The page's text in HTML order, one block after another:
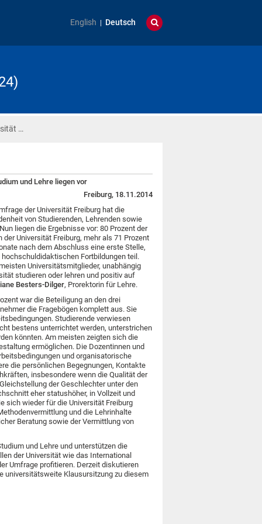
English Deutsch
…
und Lehre liegen vor
Freiburg, 18.11.2014
der Universität Freiburg hat die
von Studierenden, Lehrenden sowie
liegen die Ergebnisse vor: 80 Prozent der
Universität Freiburg, mehr als 71 Prozent
nach dem Abschluss eine erste Stelle,
Fortbildungen teil.
Universitätsmitglieder, unabhängig
studieren oder lehren und positiv auf
Besters-Dilger, Prorektorin für Lehre.
war die Beteiligung an den drei
die Fragebögen komplett aus. Sie
Studierende verwiesen
bestens unterrichtet werden, unterstrichen
könnten. Am meisten zeigten sich die
ermöglichen. Die Dozentinnen und
und organisatorische
die persönlichen Begegnungen, Kontakte
insbesondere wenn die Qualität der
der Geschlechter unter den
eher statushöher, in Vollzeit und
sich wieder für die Universität Freiburg
und die Lehrinhalte
Beratung sowie der Vermittlung von
und Lehre und unterstützen die
der Universität wie das International
Umfrage profitieren. Derzeit diskutieren
universitätsweite Klausursitzung zu diesem